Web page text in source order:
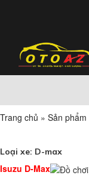
Trang chủ » Sản phẩm
Loại xe: D-max
Isuzu D-Max